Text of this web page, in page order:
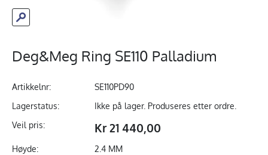
Deg&Meg Ring SE110 Palladium
Artikkelnr:
SE110PD90
Lagerstatus:
Ikke på lager. Produseres etter ordre.
Veil pris:
Kr 21 440,00
Høyde:
2.4 MM